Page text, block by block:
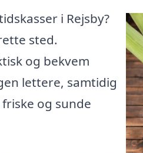
i Rejsby?
sted.
og bekvem
lettere, samtidig
og sunde